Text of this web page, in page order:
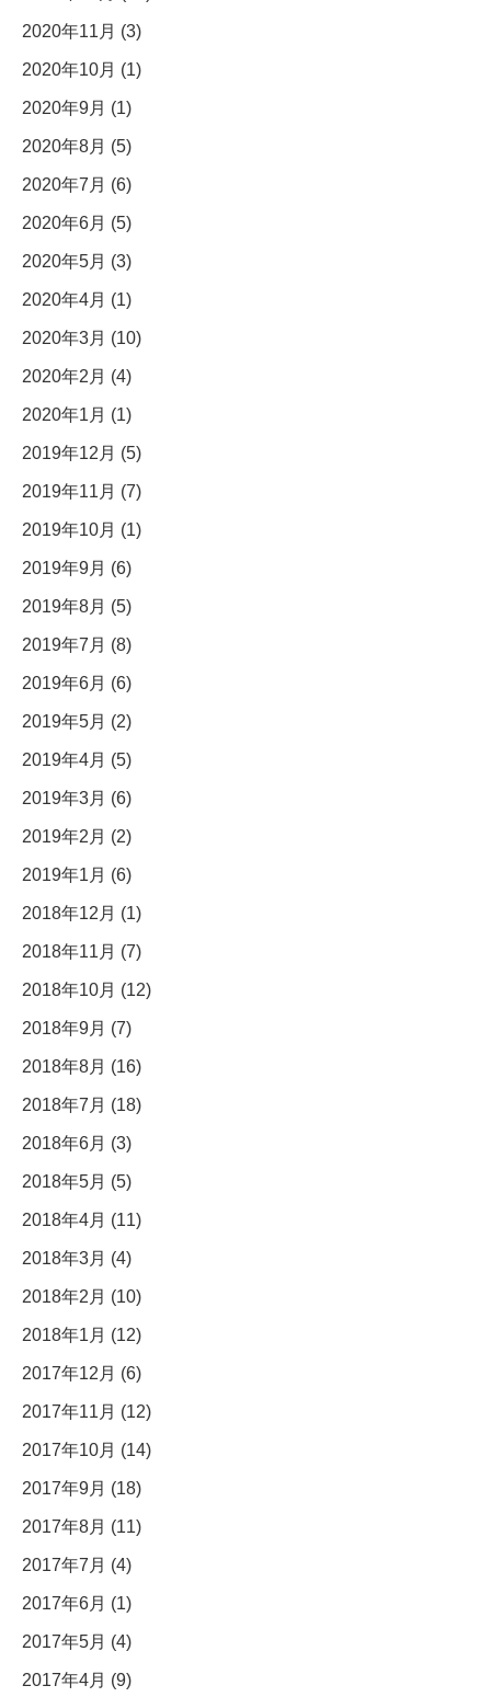
2020年11月 (3)
2020年10月 (1)
2020年9月 (1)
2020年8月 (5)
2020年7月 (6)
2020年6月 (5)
2020年5月 (3)
2020年4月 (1)
2020年3月 (10)
2020年2月 (4)
2020年1月 (1)
2019年12月 (5)
2019年11月 (7)
2019年10月 (1)
2019年9月 (6)
2019年8月 (5)
2019年7月 (8)
2019年6月 (6)
2019年5月 (2)
2019年4月 (5)
2019年3月 (6)
2019年2月 (2)
2019年1月 (6)
2018年12月 (1)
2018年11月 (7)
2018年10月 (12)
2018年9月 (7)
2018年8月 (16)
2018年7月 (18)
2018年6月 (3)
2018年5月 (5)
2018年4月 (11)
2018年3月 (4)
2018年2月 (10)
2018年1月 (12)
2017年12月 (6)
2017年11月 (12)
2017年10月 (14)
2017年9月 (18)
2017年8月 (11)
2017年7月 (4)
2017年6月 (1)
2017年5月 (4)
2017年4月 (9)